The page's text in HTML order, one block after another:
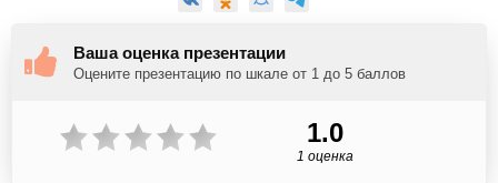
Ваша оценка презентации
Оцените презентацию по шкале от 1 до 5 баллов
1.0
1 оценка